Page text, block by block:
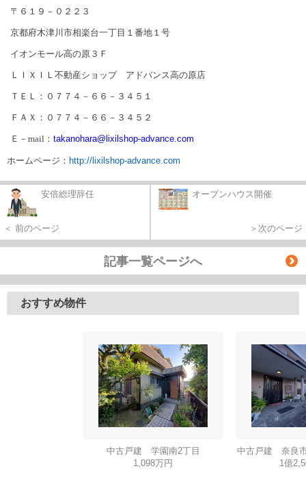
〒６１９－０２２３
京都府木津川市相楽台一丁目１番地１号
イオンモール高の原３Ｆ
ＬＩＸＩＬ不動産ショップ アドバンス高の原店
ＴＥＬ：０７７４－６６－３４５１
ＦＡＸ：０７７４－６６－３４５２
Ｅ－ mail ： takanohara@lixilshop-advance.com
ホームページ： http://lixilshop-advance.com
安倍総理辞任
＜ 前のページ
オープンハウス開催
＞次のページ
記事一覧ページへ
おすすめ物件
中古戸建 学園南2丁目
1,098万円
中古戸建 奈良
1億